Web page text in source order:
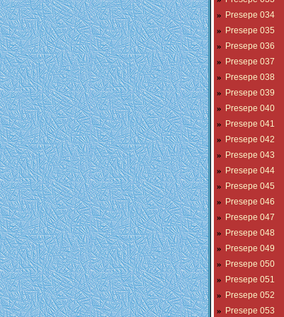
» Presepe 034
» Presepe 035
» Presepe 036
» Presepe 037
» Presepe 038
» Presepe 039
» Presepe 040
» Presepe 041
» Presepe 042
» Presepe 043
» Presepe 044
» Presepe 045
» Presepe 046
» Presepe 047
» Presepe 048
» Presepe 049
» Presepe 050
» Presepe 051
» Presepe 052
» Presepe 053